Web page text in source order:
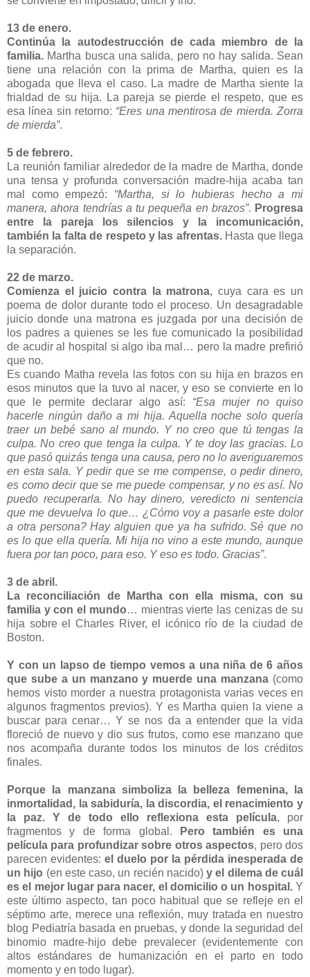
13 de enero.
Continúa la autodestrucción de cada miembro de la
familia. Martha busca una salida, pero no hay salida. Sean
tiene una relación con la prima de Martha, quien es la
abogada que lleva el caso. La madre de Martha siente la
frialdad de su hija. La pareja se pierde el respeto, que es
esa línea sin retorno: “Eres una mentirosa de mierda. Zorra
de mierda”.
5 de febrero.
La reunión familiar alrededor de la madre de Martha, donde
una tensa y profunda conversación madre-hija acaba tan
mal como empezó: “Martha, si lo hubieras hecho a mi
manera, ahora tendrías a tu pequeña en brazos”. Progresa
entre la pareja los silencios y la incomunicación,
también la falta de respeto y las afrentas. Hasta que llega
la separación.
22 de marzo.
Comienza el juicio contra la matrona, cuya cara es un
poema de dolor durante todo el proceso. Un desagradable
juicio donde una matrona es juzgada por una decisión de
los padres a quienes se les fue comunicado la posibilidad
de acudir al hospital si algo iba mal… pero la madre prefirió
que no.
Es cuando Matha revela las fotos con su hija en brazos en
esos minutos que la tuvo al nacer, y eso se convierte en lo
que le permite declarar algo así: “Esa mujer no quiso
hacerle ningún daño a mi hija. Aquella noche solo quería
traer un bebé sano al mundo. Y no creo que tú tengas la
culpa. No creo que tenga la culpa. Y te doy las gracias. Lo
que pasó quizás tenga una causa, pero no lo averiguaremos
en esta sala. Y pedir que se me compense, o pedir dinero,
es como decir que se me puede compensar, y no es así. No
puedo recuperarla. No hay dinero, veredicto ni sentencia
que me devuelva lo que… ¿Cómo voy a pasarle este dolor
a otra persona? Hay alguien que ya ha sufrido. Sé que no
es lo que ella quería. Mi hija no vino a este mundo, aunque
fuera por tan poco, para eso. Y eso es todo. Gracias”.
3 de abril.
La reconciliación de Martha con ella misma, con su
familia y con el mundo… mientras vierte las cenizas de su
hija sobre el Charles River, el icónico río de la ciudad de
Boston.
Y con un lapso de tiempo vemos a una niña de 6 años
que sube a un manzano y muerde una manzana (como
hemos visto morder a nuestra protagonista varias veces en
algunos fragmentos previos). Y es Martha quien la viene a
buscar para cenar… Y se nos da a entender que la vida
floreció de nuevo y dio sus frutos, como ese manzano que
nos acompaña durante todos los minutos de los créditos
finales.
Porque la manzana simboliza la belleza femenina, la
inmortalidad, la sabiduría, la discordia, el renacimiento y
la paz. Y de todo ello reflexiona esta película, por
fragmentos y de forma global.
Pero también es una
película para profundizar sobre otros aspectos, pero dos
parecen evidentes: el duelo por la pérdida inesperada de
un hijo (en este caso, un recién nacido) y el dilema de cuál
es el mejor lugar para nacer, el domicilio o un hospital.Y
este último aspecto, tan poco habitual que se refleje en el
séptimo arte, merece una reflexión, muy tratada en nuestro
blog Pediatría basada en pruebas, y donde la seguridad del
binomio madre-hijo debe prevalecer (evidentemente con
altos estándares de humanización en el parto en todo
momento y en todo lugar).